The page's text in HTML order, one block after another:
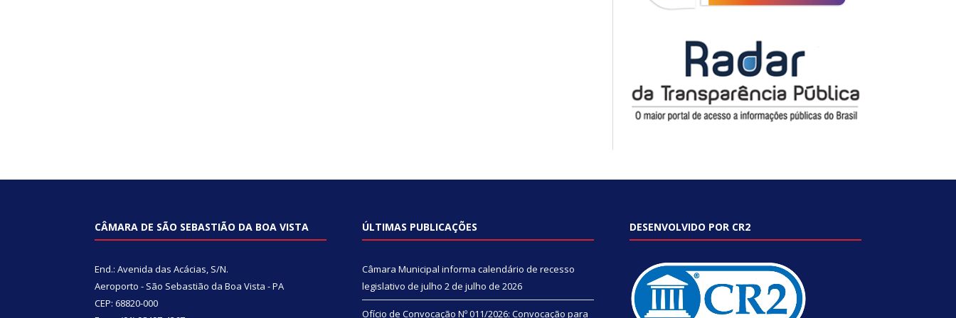
CÂMARA DE SÃO SEBASTIÃO DA BOA VISTA
End.: Avenida das Acácias, S/N.
Aeroporto - São Sebastião da Boa Vista - PA
CEP: 68820-000
ÚLTIMAS PUBLICAÇÕES
Câmara Municipal informa calendário de recesso
legislativo de julho 2 de julho de 2026
Ofício de Convocação Nº 011/2026: Convocação para
DESENVOLVIDO POR CR2